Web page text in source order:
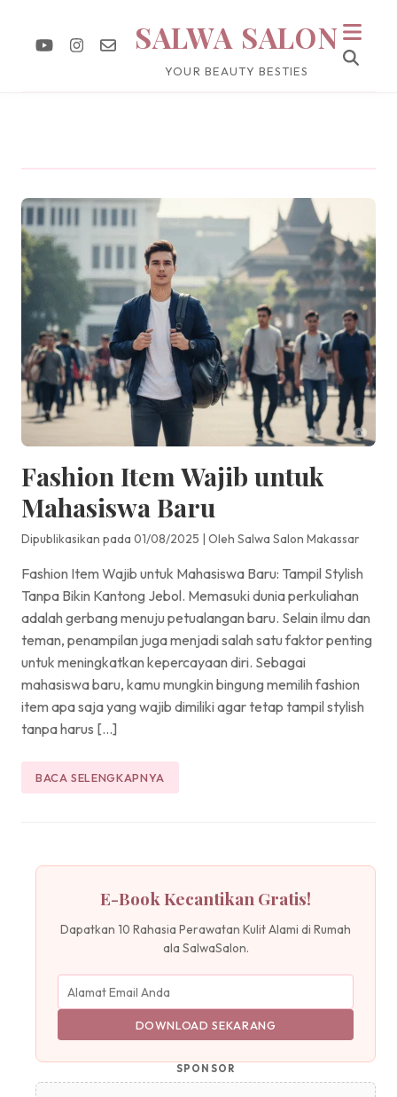
SALWA SALON
YOUR BEAUTY BESTIES
Fashion Item Wajib untuk
Mahasiswa Baru
Dipublikasikan pada 01/08/2025 | Oleh Salwa Salon Makassar
Fashion Item Wajib untuk Mahasiswa Baru: Tampil Stylish
Tanpa Bikin Kantong Jebol. Memasuki dunia perkuliahan
adalah gerbang menuju petualangan baru. Selain ilmu dan
teman, penampilan juga menjadi salah satu faktor penting
untuk meningkatkan kepercayaan diri. Sebagai
mahasiswa baru, kamu mungkin bingung memilih fashion
item apa saja yang wajib dimiliki agar tetap tampil stylish
tanpa harus […]
BACA SELENGKAPNYA
E-Book Kecantikan Gratis!
Dapatkan 10 Rahasia Perawatan Kulit Alami di Rumah
ala SalwaSalon.
DOWNLOAD SEKARANG
SPONSOR